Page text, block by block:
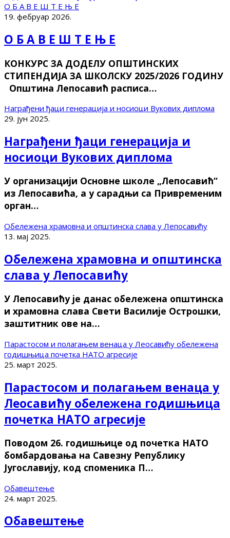
О Б А В Е Ш Т Е Њ Е
19. фебруар 2026.
О Б А В Е Ш Т Е Њ Е
КОНКУРС ЗА ДОДЕЛУ ОПШТИНСКИХ
СТИПЕНДИЈА ЗА ШКОЛСКУ 2025/2026 ГОДИНУ
Општина Лепосавић расписа…
Награђени ђаци генерација и носиоци Вукових диплома
29. јун 2025.
Награђени ђаци генерација и
носиоци Вукових диплома
У организацији Основне школе „Лепосавић“
из Лепосавића, а у сарадњи са Привременим
орган…
Обележена храмовна и општинска слава у Лепосавићу
13. мај 2025.
Обележена храмовна и општинска
слава у Лепосавићу
У Лепосавићу је данас обележена општинска
и храмовна слава Свети Василије Острошки,
заштитник ове на…
Парастосом и полагањем венаца у Леосавићу обележена
годишњица почетка НАТО агресије
25. март 2025.
Парастосом и полагањем венаца у
Леосавићу обележена годишњица
почетка НАТО агресије
Поводом 26. годишњице од почетка НАТО
бомбардовања на Савезну Републику
Југославију, код споменика П…
Обавештење
24. март 2025.
Обавештење